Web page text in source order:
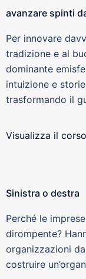
avanzare spinti
Per innovare
tradizione e al
dominante
intuizione e
trasformando il
Visualizza il corso
Sinistra o destra
Perché le
dirompente?
organizzazioni
costruire